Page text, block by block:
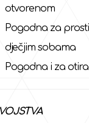
otvorenom
Pogodna za
dječjim sobama
Pogodna i za